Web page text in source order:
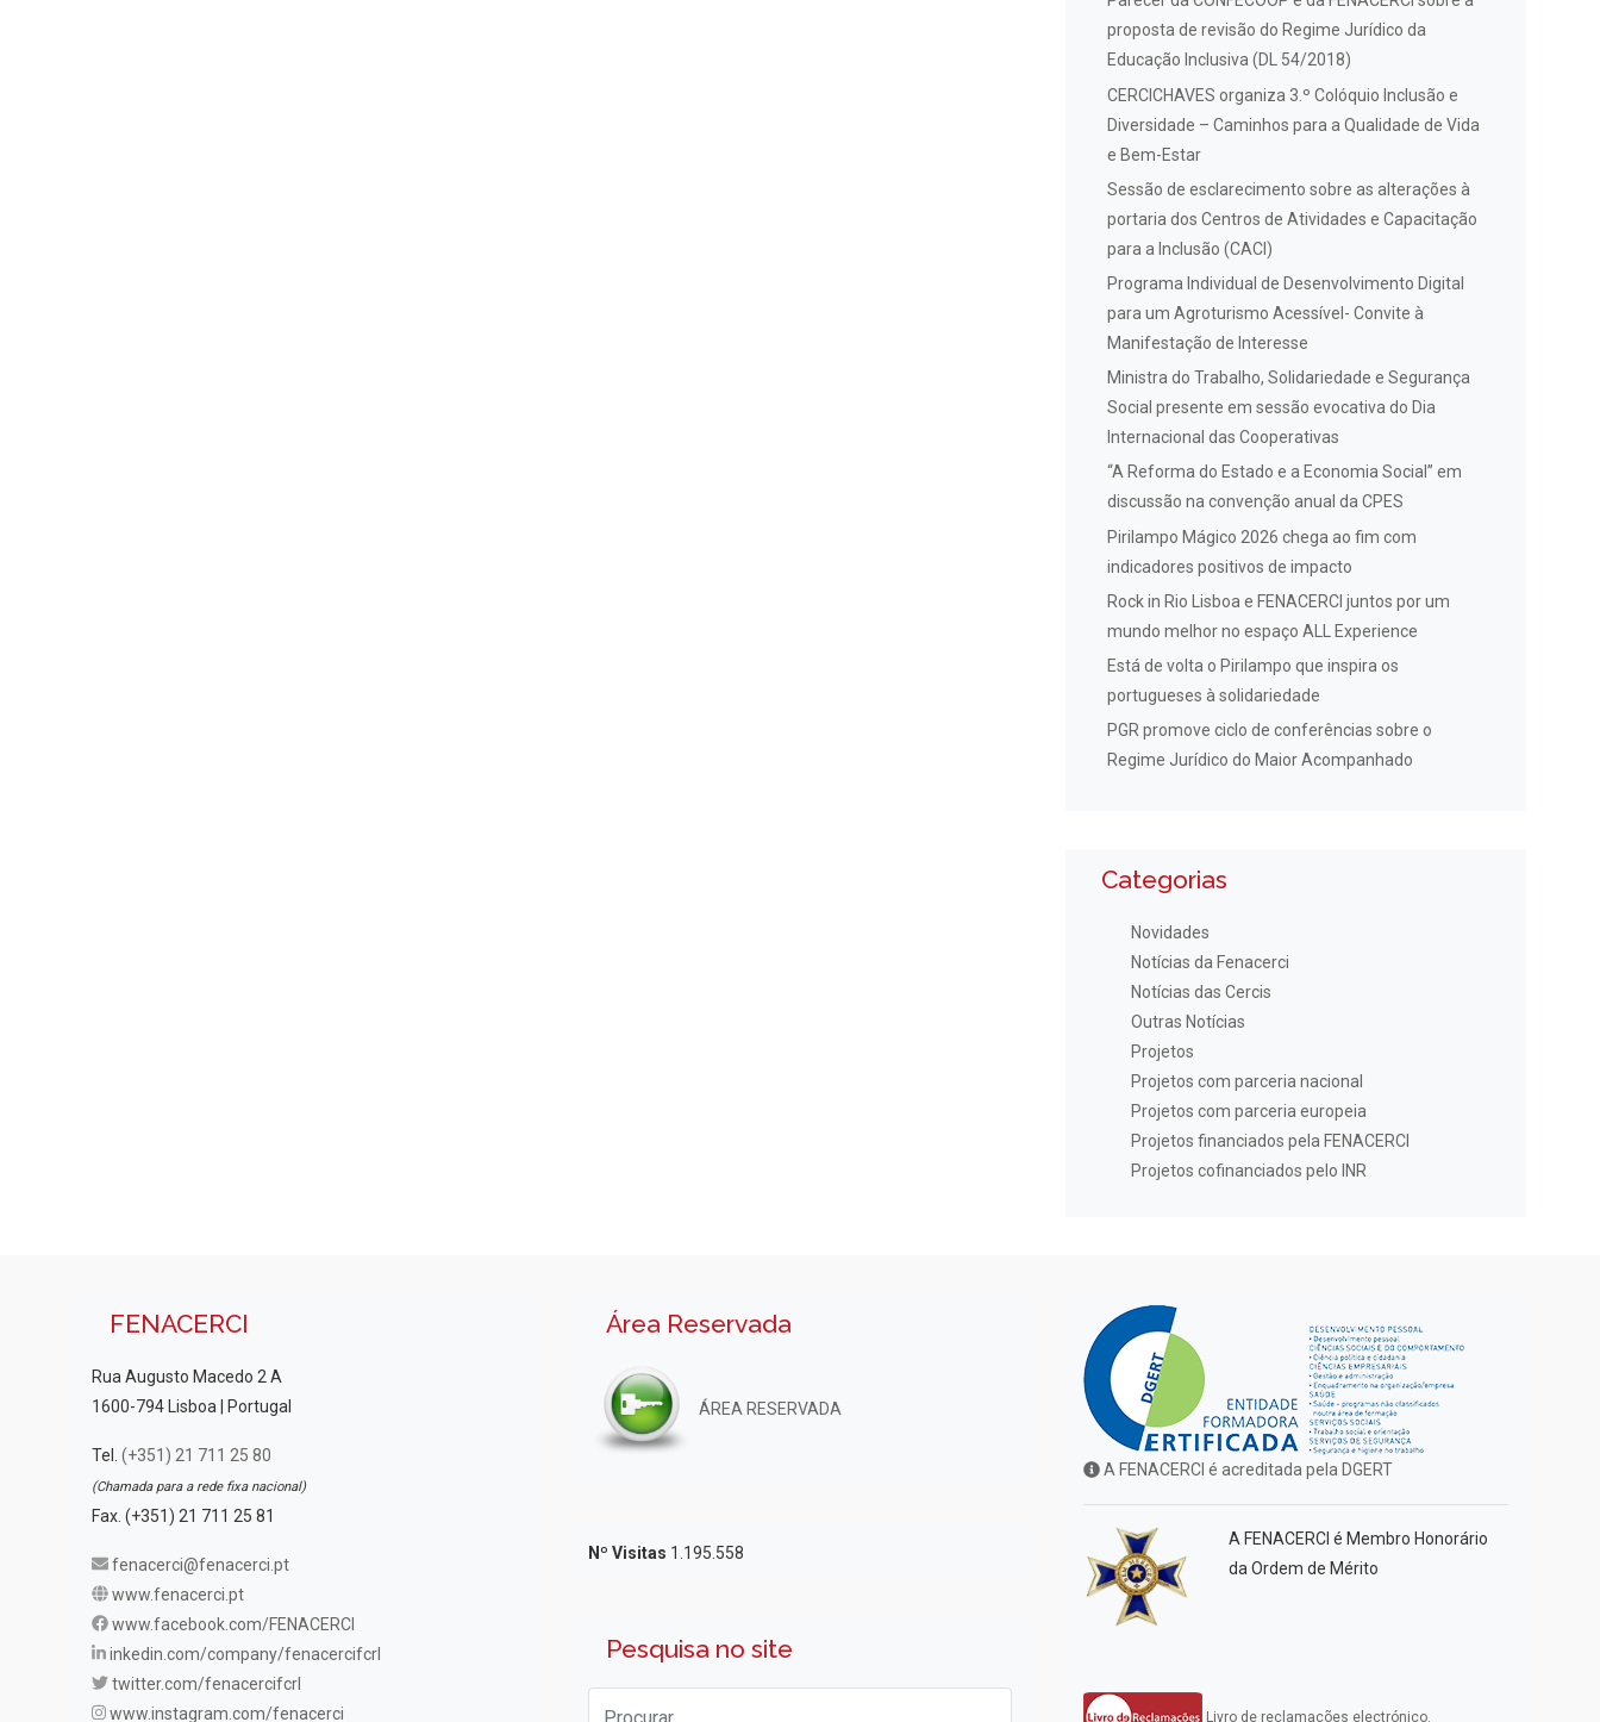
proposta de revisão do Regime Jurídico da
Educação Inclusiva (DL 54/2018)
CERCICHAVES organiza 3.º Colóquio Inclusão e
Diversidade – Caminhos para a Qualidade de Vida
e Bem-Estar
Sessão de esclarecimento sobre as alterações à
portaria dos Centros de Atividades e Capacitação
para a Inclusão (CACI)
Programa Individual de Desenvolvimento Digital
para um Agroturismo Acessível- Convite à
Manifestação de Interesse
Ministra do Trabalho, Solidariedade e Segurança
Social presente em sessão evocativa do Dia
Internacional das Cooperativas
“A Reforma do Estado e a Economia Social” em
discussão na convenção anual da CPES
Pirilampo Mágico 2026 chega ao fim com
indicadores positivos de impacto
Rock in Rio Lisboa e FENACERCI juntos por um
mundo melhor no espaço ALL Experience
Está de volta o Pirilampo que inspira os
portugueses à solidariedade
PGR promove ciclo de conferências sobre o
Regime Jurídico do Maior Acompanhado
Categorias
Novidades
Notícias da Fenacerci
Notícias das Cercis
Outras Notícias
Projetos
Projetos com parceria nacional
Projetos com parceria europeia
Projetos financiados pela FENACERCI
Projetos cofinanciados pelo INR
FENACERCI
Rua Augusto Macedo 2 A
1600-794 Lisboa | Portugal
Tel. (+351) 21 711 25 80
(Chamada para a rede fixa nacional)
Fax. (+351) 21 711 25 81
fenacerci@fenacerci.pt
www.fenacerci.pt
www.facebook.com/FENACERCI
inkedin.com/company/fenacercifcrl
twitter.com/fenacercifcrl
www.instagram.com/fenacerci
Área Reservada
ÁREA RESERVADA
Nº Visitas 1.195.558
Pesquisa no site
A FENACERCI é acreditada pela DGERT
A FENACERCI é Membro Honorário
da Ordem de Mérito
Livro de reclamações electrónico.